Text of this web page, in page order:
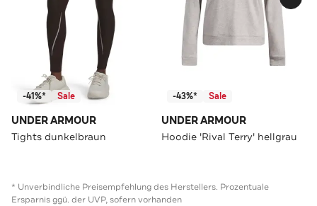
-41%* Sale
UNDER ARMOUR
Tights dunkelbraun
-43%* Sale
UNDER ARMOUR
Hoodie 'Rival Terry' hellgrau
* Unverbindliche Preisempfehlung des Herstellers. Prozentuale
Ersparnis ggü. der UVP, sofern vorhanden